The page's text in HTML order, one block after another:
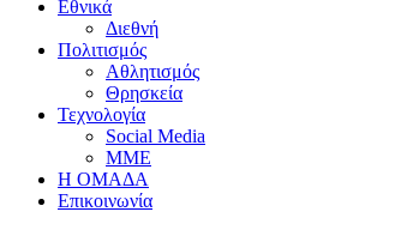
Εθνικά
Διεθνή
Πολιτισμός
Αθλητισμός
Θρησκεία
Τεχνολογία
Social Media
ΜΜΕ
Η ΟΜΑΔΑ
Επικοινωνία